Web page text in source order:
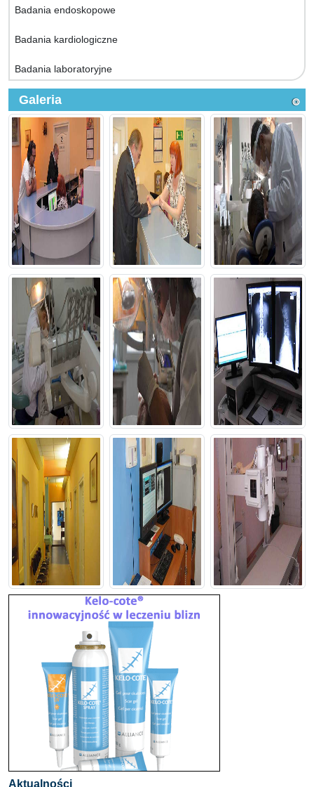
Badania endoskopowe
Badania kardiologiczne
Badania laboratoryjne
Galeria
Aktualności